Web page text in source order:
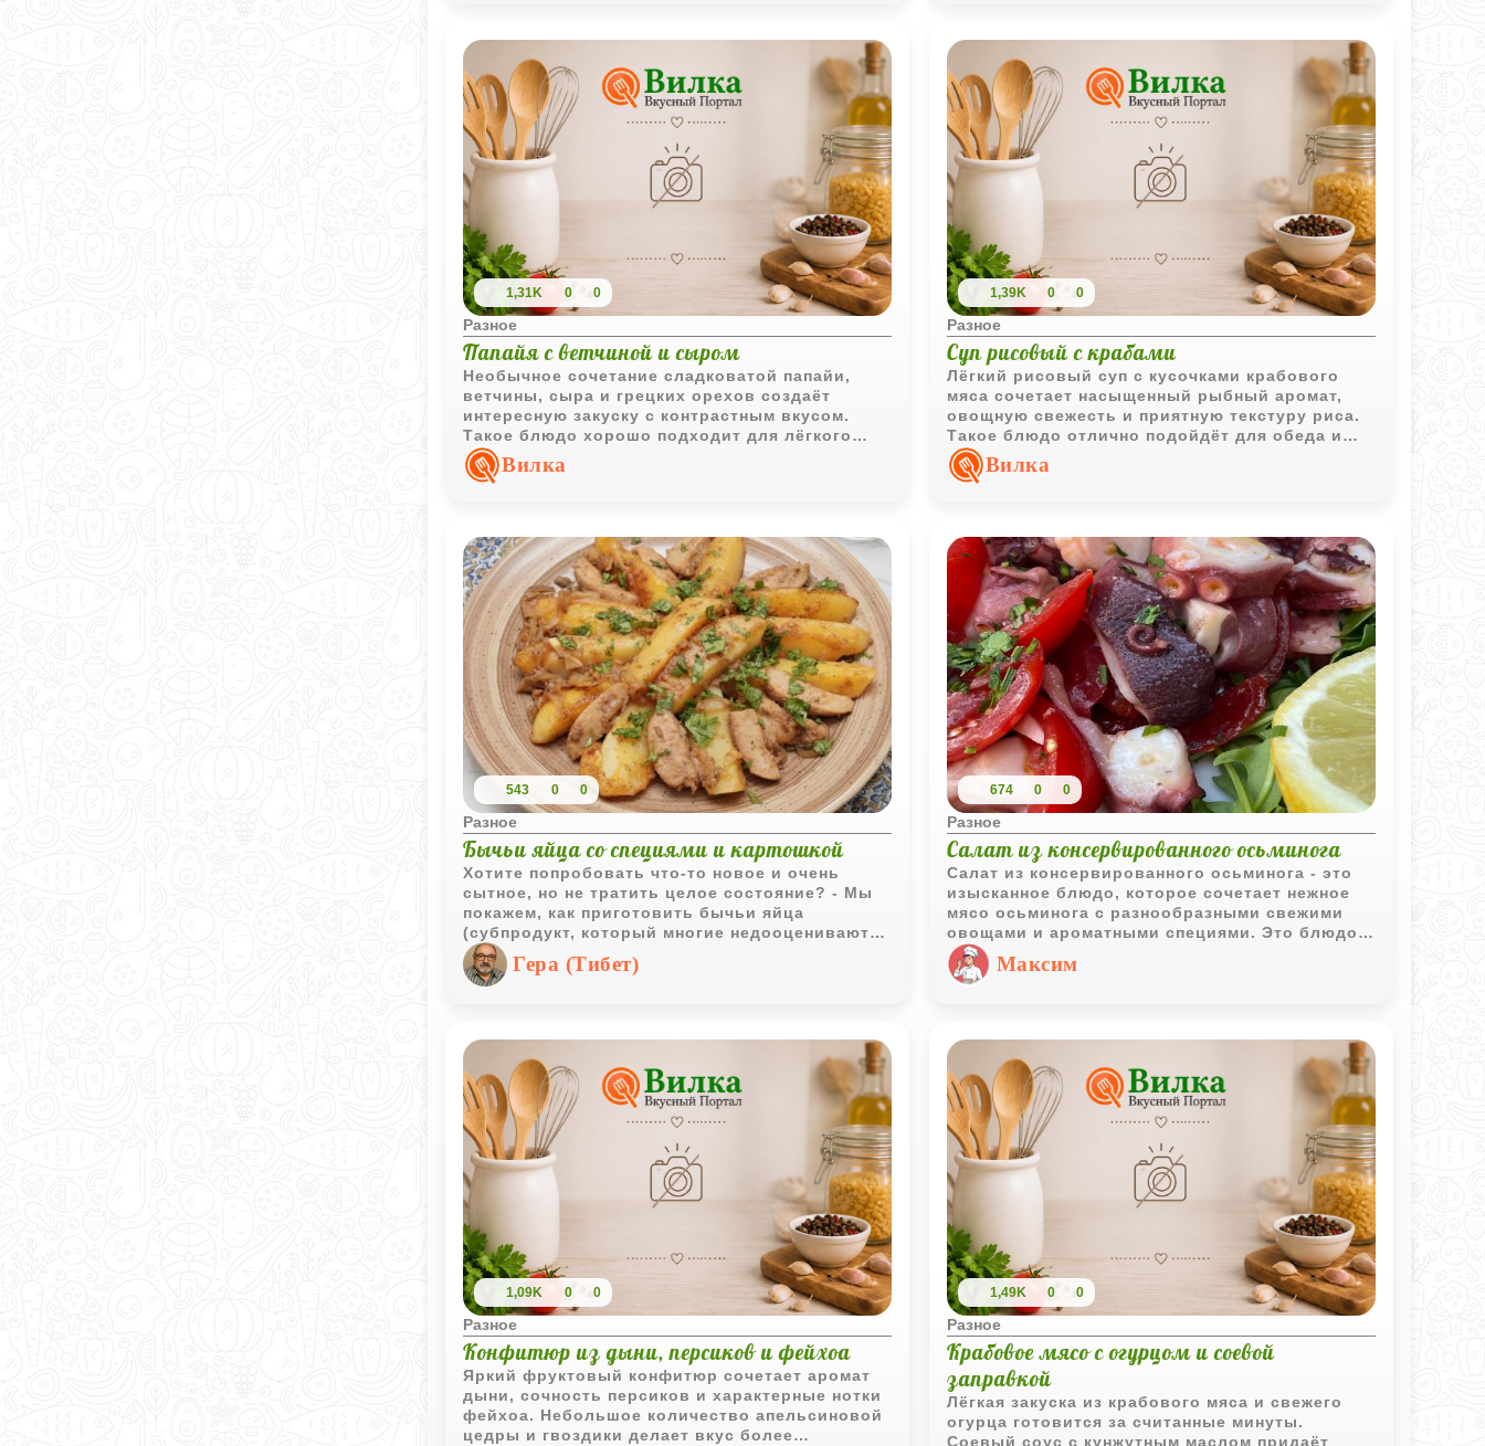
1,31K 0 0
Разное
Папайя с ветчиной и сыром
Необычное сочетание сладковатой папайи,
ветчины, сыра и грецких орехов создаёт
интересную закуску с контрастным вкусом.
Такое блюдо хорошо подходит для лёгкого
перекуса или праздничной подачи.
Вилка
1,39K 0 0
Разное
Суп рисовый с крабами
Лёгкий рисовый суп с кусочками крабового
мяса сочетает насыщенный рыбный аромат,
овощную свежесть и приятную текстуру риса.
Такое блюдо отлично подойдёт для обеда и
понравится любителям морепродуктов.
Вилка
543 0 0
Разное
Бычьи яйца со специями и картошкой
Хотите попробовать что-то новое и очень
сытное, но не тратить целое состояние? - Мы
покажем, как приготовить бычьи яйца
(субпродукт, который многие недооценивают)
так, чтобы они получились мягкими, нежными и
невероятно вкусными. Вкус похож на очень
нежную телятину, а в компании ароматных
Гера (Тибет)
674 0 0
Разное
Салат из консервированного осьминога
Салат из консервированного осьминога - это
изысканное блюдо, которое сочетает нежное
мясо осьминога с разнообразными свежими
овощами и ароматными специями. Это блюдо
идеально подходит для легкого обеда или
ужина, а также может стать отличной закуской
Максим
1,09K 0 0
Разное
Конфитюр из дыни, персиков и фейхоа
Яркий фруктовый конфитюр сочетает аромат
дыни, сочность персиков и характерные нотки
фейхоа. Небольшое количество апельсиновой
цедры и гвоздики делает вкус более
1,49K 0 0
Разное
Крабовое мясо с огурцом и соевой
заправкой
Лёгкая закуска из крабового мяса и свежего
огурца готовится за считанные минуты.
Соевый соус с кунжутным маслом придаёт